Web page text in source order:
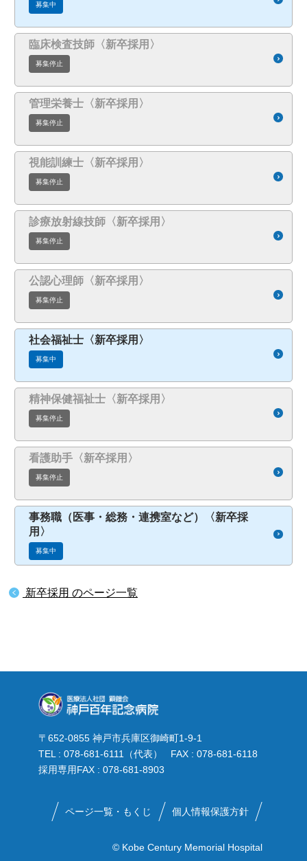
募集中
臨床検査技師〈新卒採用〉
募集停止
管理栄養士〈新卒採用〉
募集停止
視能訓練士〈新卒採用〉
募集停止
診療放射線技師〈新卒採用〉
募集停止
公認心理師〈新卒採用〉
募集停止
社会福祉士〈新卒採用〉
募集中
精神保健福祉士〈新卒採用〉
募集停止
看護助手〈新卒採用〉
募集停止
事務職（医事・総務・連携室など）〈新卒採
用〉
募集中
新卒採用 のページ一覧
〒652-0855 神戸市兵庫区御崎町1-9-1
TEL : 078-681-6111（代表） FAX : 078-681-6118
採用専用FAX : 078-681-8903
ページ一覧・もくじ 個人情報保護方針
© Kobe Century Memorial Hospital